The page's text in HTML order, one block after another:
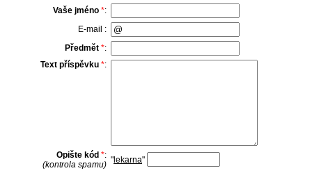
Vaše jméno *:
E-mail :
Předmět *:
Text příspěvku *:
Opište kód *:
(kontrola spamu) " lekarna"